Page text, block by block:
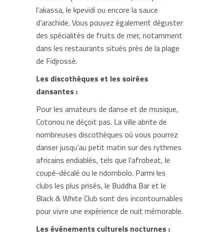
l’akassa, le kpevidi ou encore la sauce
d’arachide. Vous pouvez également déguster
des spécialités de fruits de mer, notamment
dans les restaurants situés près de la plage
de Fidjrossè.
Les discothèques et les soirées
dansantes :
Pour les amateurs de danse et de musique,
Cotonou ne déçoit pas. La ville abrite de
nombreuses discothèques où vous pourrez
danser jusqu’au petit matin sur des rythmes
africains endiablés, tels que l’afrobeat, le
coupé-décalé ou le ndombolo. Parmi les
clubs les plus prisés, le Buddha Bar et le
Black & White Club sont des incontournables
pour vivre une expérience de nuit mémorable.
Les événements culturels nocturnes :